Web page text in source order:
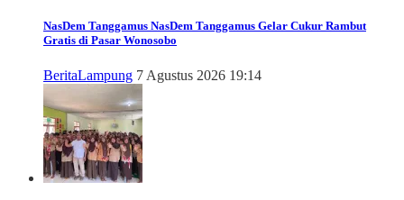
NasDem Tanggamus NasDem Tanggamus Gelar Cukur Rambut
Gratis di Pasar Wonosobo
BeritaLampung 7 Agustus 2026 19:14